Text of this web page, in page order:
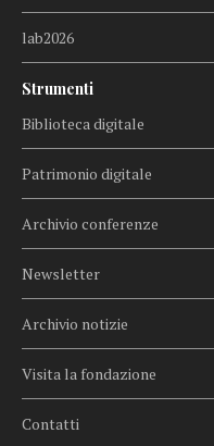
lab2026
Strumenti
Biblioteca digitale
Patrimonio digitale
Archivio conferenze
Newsletter
Archivio notizie
Visita la fondazione
Contatti